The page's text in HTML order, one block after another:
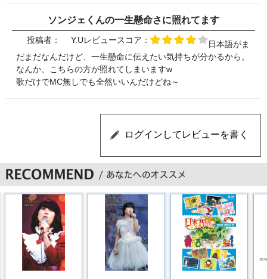
ソンジェくんの一生懸命さに照れてます
投稿者： Y.Uレビュースコア：
日本語がま
だまだなんだけど、一生懸命に伝えたい気持ちが分かるから。
なんか、こちらの方が照れてしまいますw
歌だけでMC無しでも全然いいんだけどね～